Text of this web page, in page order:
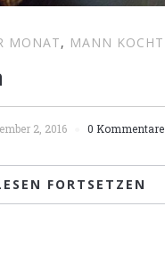
MONAT, MANN KOCHT
2, 2016 0 Kommentare
FORTSETZEN